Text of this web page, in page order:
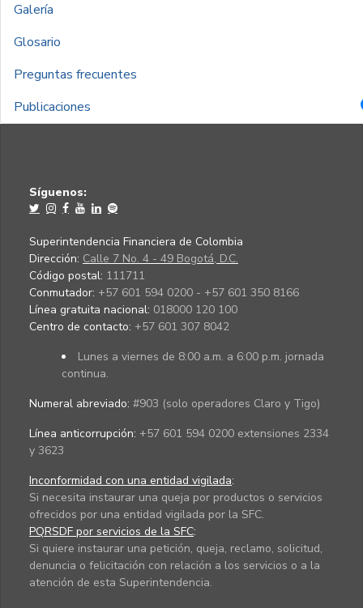
Galería
Glosario
Preguntas frecuentes
Publicaciones
Síguenos:
Superintendencia Financiera de Colombia
Dirección: Calle 7 No. 4 - 49 Bogotá, D.C.
Código postal: 111711
Conmutador: +57 601 594 0200 - +57 601 350 8166
Línea gratuita nacional: 018000 120 100
Centro de contacto: +57 601 307 8042
Lunes a viernes de 8:00 a.m. a 6:00 p.m. jornada
continua.
Numeral abreviado: #903 (solo operadores Claro y Tigo)
Línea anticorrupción: +57 601 594 0200 extensiones 2334
y 3623
Inconformidad con una entidad vigilada:
Si necesita instaurar una queja por productos o servicios
ofrecidos por una entidad vigilada por la SFC.
PQRSDF por servicios de la SFC:
Si quiere instaurar una petición, queja, reclamo, solicitud,
denuncia o felicitación con relación a los servicios o a la
atención de esta Superintendencia.